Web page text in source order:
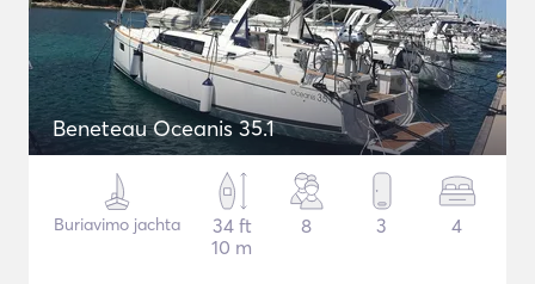
Beneteau Oceanis 35.1
Buriavimo jachta
34 ft
10 m
8 3 4